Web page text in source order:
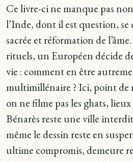
Ce livre-ci ne manque pas
l’Inde, dont il est question, se
sacrée et réformation de
rituels, un Européen décide
vie : comment en être
multimillénaire ? Ici, point de
on ne filme pas les ghats,
Bénarès reste une ville
même le dessin reste en
ultime compromis, demeure